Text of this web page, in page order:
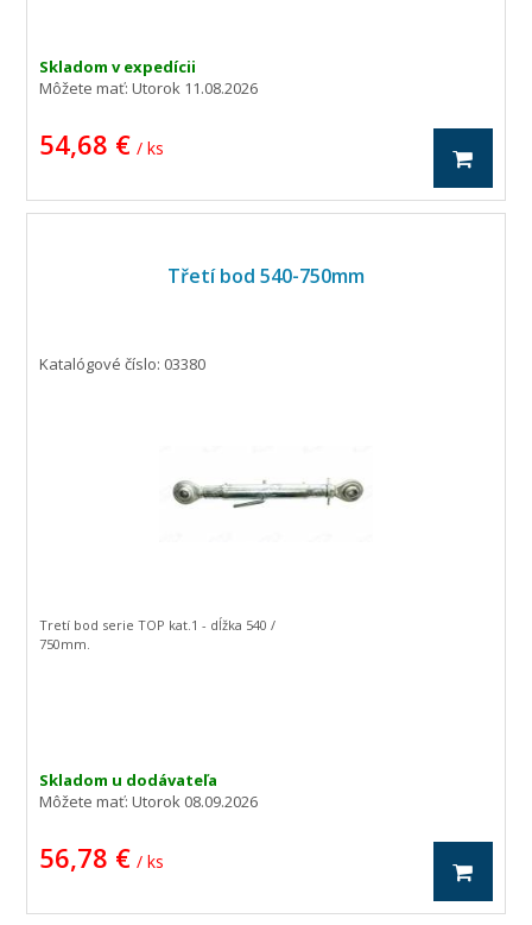
Skladom v expedícii
Môžete mať:Utorok 11.08.2026
54,68 € / ks
Třetí bod 540-750mm
Katalógové číslo: 03380
Skladom u dodávateľa
Môžete mať:Utorok 08.09.2026
56,78 € / ks
Tretí bod serie TOP kat.1 - dĺžka 540 /
750mm.